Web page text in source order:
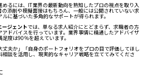
めるには、IT業界の最新動向を熟知したプロの視点を取り入
添削や模擬面接はもちろん、一般には公開されていない求
に基づいた多角的なサポートが得られます。
ージェントでは、単なる求人紹介にとどまらず、求職者の方
ドバイスを行っています。業界事情に精通したアドバイザ
度は90％を超えています。
丈夫か」「自身のポートフォリオをプロの目で評価してほし
談を活用し、現実的なキャリア戦略を立ててみてくださ